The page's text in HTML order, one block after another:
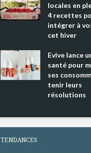
locales en
4 recettes
intégrer à
cet hiver
Evive lance
santé pour
ses
tenir leurs
résolutions
TENDANCES